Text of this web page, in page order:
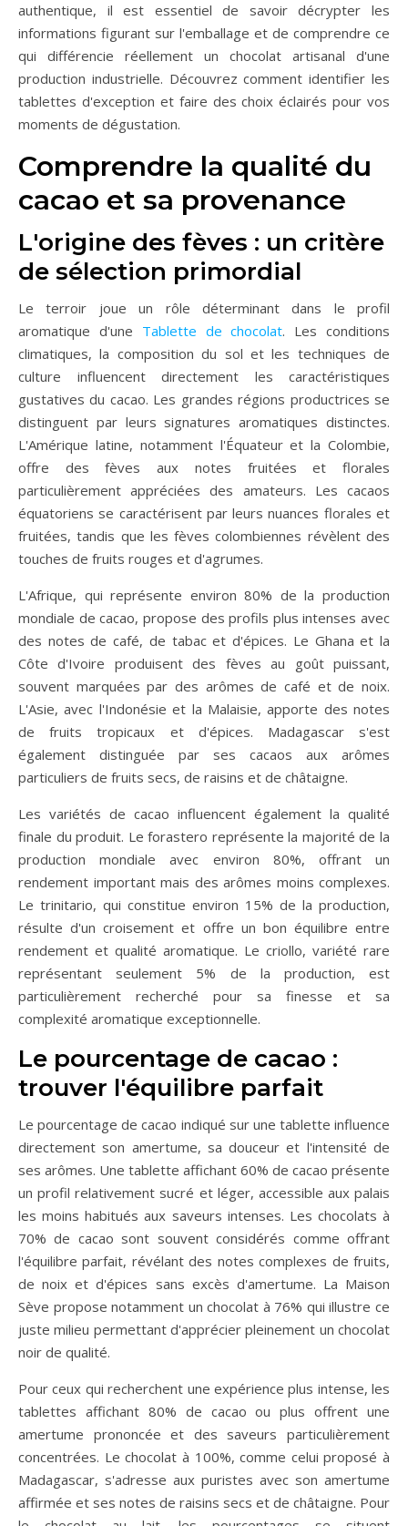
authentique, il est essentiel de savoir décrypter les
informations figurant sur l'emballage et de comprendre ce
qui différencie réellement un chocolat artisanal d'une
production industrielle. Découvrez comment identifier les
tablettes d'exception et faire des choix éclairés pour vos
moments de dégustation.
Comprendre la qualité du
cacao et sa provenance
L'origine des fèves : un critère
de sélection primordial
Le terroir joue un rôle déterminant dans le profil
aromatique d'une Tablette de chocolat. Les conditions
climatiques, la composition du sol et les techniques de
culture influencent directement les caractéristiques
gustatives du cacao. Les grandes régions productrices se
distinguent par leurs signatures aromatiques distinctes.
L'Amérique latine, notamment l'Équateur et la Colombie,
offre des fèves aux notes fruitées et florales
particulièrement appréciées des amateurs. Les cacaos
équatoriens se caractérisent par leurs nuances florales et
fruitées, tandis que les fèves colombiennes révèlent des
touches de fruits rouges et d'agrumes.
L'Afrique, qui représente environ 80% de la production
mondiale de cacao, propose des profils plus intenses avec
des notes de café, de tabac et d'épices. Le Ghana et la
Côte d'Ivoire produisent des fèves au goût puissant,
souvent marquées par des arômes de café et de noix.
L'Asie, avec l'Indonésie et la Malaisie, apporte des notes
de fruits tropicaux et d'épices. Madagascar s'est
également distinguée par ses cacaos aux arômes
particuliers de fruits secs, de raisins et de châtaigne.
Les variétés de cacao influencent également la qualité
finale du produit. Le forastero représente la majorité de la
production mondiale avec environ 80%, offrant un
rendement important mais des arômes moins complexes.
Le trinitario, qui constitue environ 15% de la production,
résulte d'un croisement et offre un bon équilibre entre
rendement et qualité aromatique. Le criollo, variété rare
représentant seulement 5% de la production, est
particulièrement recherché pour sa finesse et sa
complexité aromatique exceptionnelle.
Le pourcentage de cacao :
trouver l'équilibre parfait
Le pourcentage de cacao indiqué sur une tablette influence
directement son amertume, sa douceur et l'intensité de
ses arômes. Une tablette affichant 60% de cacao présente
un profil relativement sucré et léger, accessible aux palais
les moins habitués aux saveurs intenses. Les chocolats à
70% de cacao sont souvent considérés comme offrant
l'équilibre parfait, révélant des notes complexes de fruits,
de noix et d'épices sans excès d'amertume. La Maison
Sève propose notamment un chocolat à 76% qui illustre ce
juste milieu permettant d'apprécier pleinement un chocolat
noir de qualité.
Pour ceux qui recherchent une expérience plus intense, les
tablettes affichant 80% de cacao ou plus offrent une
amertume prononcée et des saveurs particulièrement
concentrées. Le chocolat à 100%, comme celui proposé à
Madagascar, s'adresse aux puristes avec son amertume
affirmée et ses notes de raisins secs et de châtaigne. Pour